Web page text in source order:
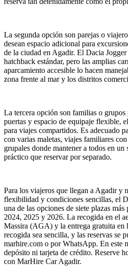
La segunda opción son parejas o
desean espacio adicional para
de la ciudad en Agadir. El Dacia Jogger
hatchback estándar, pero las amplias
aparcamiento accesible lo hacen
zona frente al mar y los distritos
La tercera opción son familias o grupos
puertas y espacio de equipaje flexible,
para viajes compartidos. Es adecuado
con varias maletas, viajes familiares
grupales donde mantener a todos en un
práctico que reservar por separado.
Para los viajeros que llegan a Agadir y
flexibilidad y condiciones sencillas, el
una de las opciones de siete plazas
2024, 2025 y 2026. La recogida en el
Massira (AGA) y la entrega gratuita en
recogida sea sencilla, y las reservas se
marhire.com o por WhatsApp. En este
depósito ni tarjeta de crédito. Reserve
con MarHire Car Agadir.